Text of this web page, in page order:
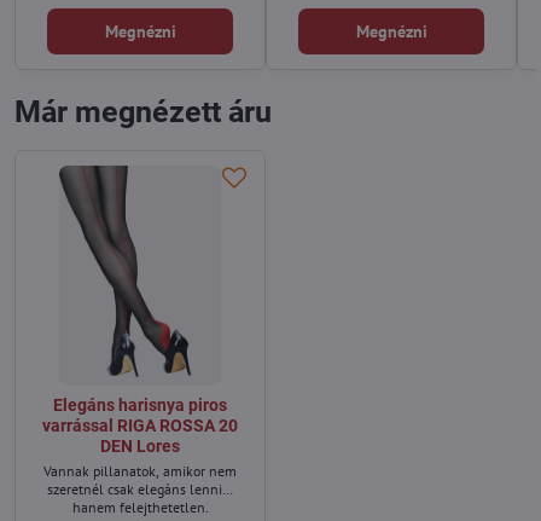
Megnézni Megnézni
Már megnézett áru
Elegáns harisnya piros
varrással RIGA ROSSA 20
DEN Lores
Vannak pillanatok, amikor nem
szeretnél csak elegáns lenni…
hanem felejthetetlen.